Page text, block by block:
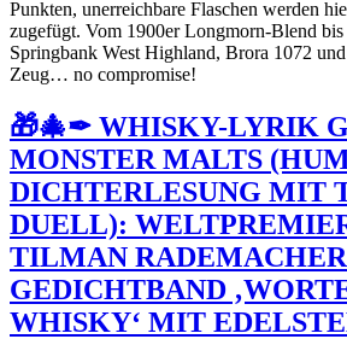
Punkten, unerreichbare Flaschen werden
zugefügt. Vom 1900er Longmorn-Blend
Springbank West Highland, Brora 1072
Zeug… no compromise!
🎁🎄✒ WHISKY-LYRIK
MONSTER MALTS
DICHTERLESUNG MIT
DUELL):
TILMAN
GEDICHTBAND
WHISKY‘ MIT